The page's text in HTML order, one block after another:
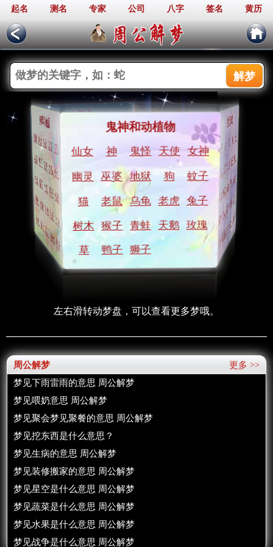
起名 测名 专家 公司 八字 签名 黄历
周公解梦
热门梦境
蛇 神猫 火
死人少女父母妻子情人
丈夫朋友裸体打人树木
厕所飞机春梦金钱房子
香水流泪乳房仙女
人物
父母
老师
情人
小孩
兄弟
医生
和尚
女人
丈夫
同学
领导
同事
小偷
少女
军队
导师
小贩
英雄
人群
邻居
男孩
生活
告白
接吻
妻子
发誓
遗弃
私奔
抛弃
金钱
婚礼
学校
表扬
惩罚
打架
强盗
战争
监狱
音乐
身体和物品
裸体身体头发耳朵
心脏肚子拔牙衣服 钱包
行李开车汽车帽子 钥匙
手机拖鞋吉他钻石 匕首
飞机香水剪刀首饰 镜子
鬼神和动植物
仙女 神 鬼怪 天使 女神
幽灵 巫婆 地狱 狗 蚊子
猫 老鼠 乌龟 老虎 兔子
树木 猴子 青蛙 天鹅 玫瑰
草 鸭子 狮子
左右滑转动梦盘，可以查看更多梦哦。
更多 >>
周公解梦
梦见下雨雷雨的意思 周公解梦
梦见喂奶意思 周公解梦
梦见聚会梦见聚餐的意思 周公解梦
梦见挖东西是什么意思？
梦见生病的意思 周公解梦
梦见装修搬家的意思 周公解梦
梦见星空是什么意思 周公解梦
梦见蔬菜是什么意思 周公解梦
梦见水果是什么意思 周公解梦
梦见战争是什么意思 周公解梦